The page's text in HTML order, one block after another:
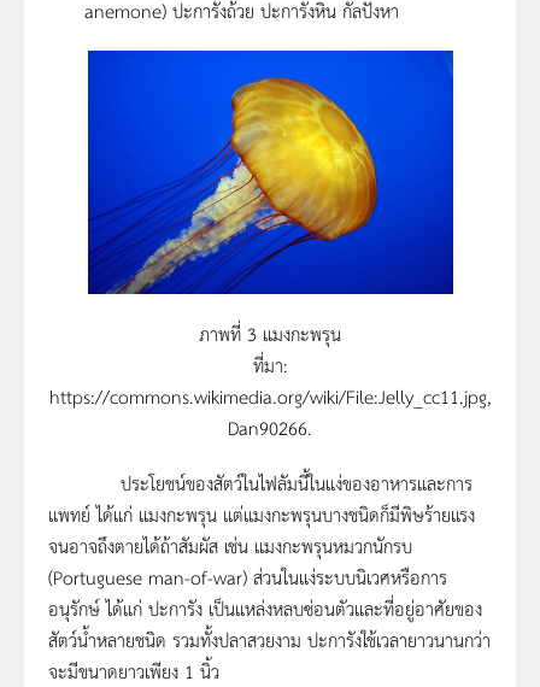
anemone) ปะการังถ้วย ปะการังหิน กัลปังหา
ภาพที่ 3 แมงกะพรุน
ที่มา:
https://commons.wikimedia.org/wiki/File:Jelly_cc11.jpg,
Dan90266.
ประโยชน์ของสัตว์ในไฟลัมนี้ในแง่ของอาหารและการ
แพทย์ ได้แก่ แมงกะพรุน แต่แมงกะพรุนบางชนิดก็มีพิษร้ายแรง
จนอาจถึงตายได้ถ้าสัมผัส เช่น แมงกะพรุนหมวกนักรบ
(Portuguese man-of-war) ส่วนในแง่ระบบนิเวศหรือการ
อนุรักษ์ ได้แก่ ปะการัง เป็นแหล่งหลบซ่อนตัวและที่อยู่อาศัยของ
สัตว์น้ำหลายชนิด รวมทั้งปลาสวยงาม ปะการังใช้เวลายาวนานกว่า
จะมีขนาดยาวเพียง 1 นิ้ว